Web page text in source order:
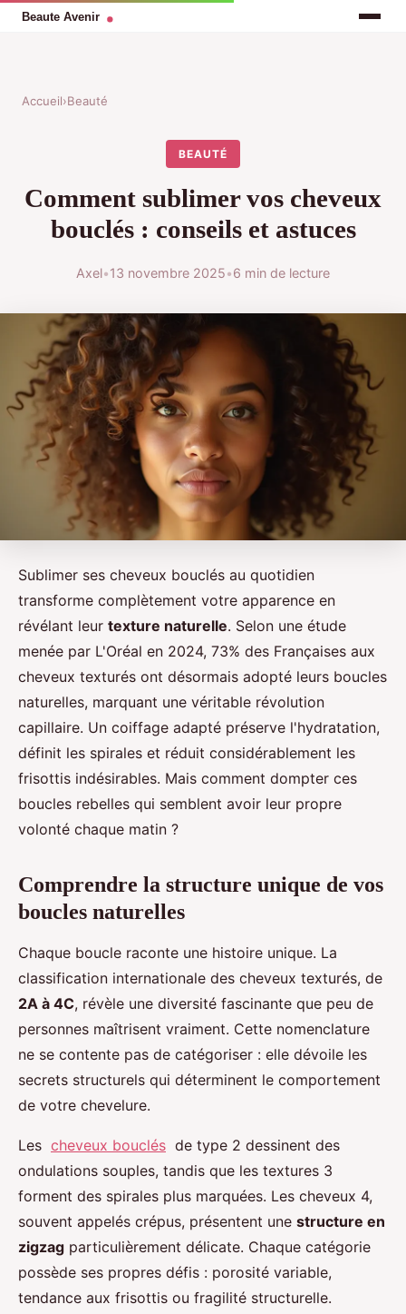
Accueil›Beauté
BEAUTÉ
Comment sublimer vos cheveux
bouclés : conseils et astuces
Axel•13 novembre 2025•6 min de lecture
Sublimer ses cheveux bouclés au quotidien
transforme complètement votre apparence en
révélant leur texture naturelle. Selon une étude
menée par L'Oréal en 2024, 73% des Françaises aux
cheveux texturés ont désormais adopté leurs boucles
naturelles, marquant une véritable révolution
capillaire. Un coiffage adapté préserve l'hydratation,
définit les spirales et réduit considérablement les
frisottis indésirables. Mais comment dompter ces
boucles rebelles qui semblent avoir leur propre
volonté chaque matin ?
Comprendre la structure unique de vos
boucles naturelles
Chaque boucle raconte une histoire unique. La
classification internationale des cheveux texturés, de
2A à 4C, révèle une diversité fascinante que peu de
personnes maîtrisent vraiment. Cette nomenclature
ne se contente pas de catégoriser : elle dévoile les
secrets structurels qui déterminent le comportement
de votre chevelure.
Les cheveux bouclés de type 2 dessinent des
ondulations souples, tandis que les textures 3
forment des spirales plus marquées. Les cheveux 4,
souvent appelés crépus, présentent une structure en
zigzag particulièrement délicate. Chaque catégorie
possède ses propres défis : porosité variable,
tendance aux frisottis ou fragilité structurelle.